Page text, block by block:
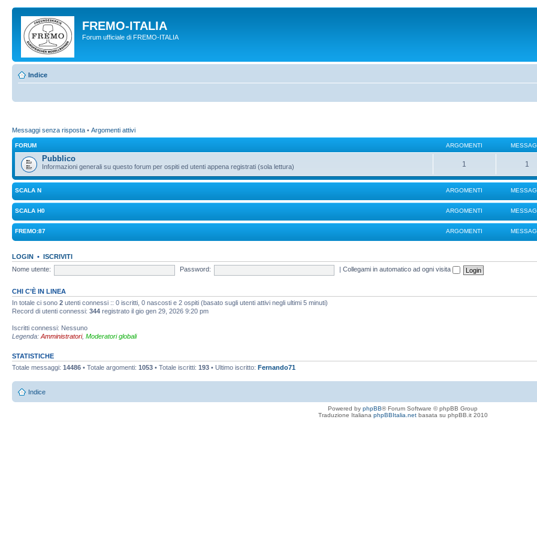
FREMO-ITALIA
Forum ufficiale di FREMO-ITALIA
Indice
Messaggi senza risposta • Argomenti attivi
FORUM ARGOMENTI
Pubblico
Informazioni generali su questo forum per ospiti ed utenti appena registrati (sola lettura) 1 1
SCALA N ARGOMENTI
SCALA H0 ARGOMENTI
FREMO:87 ARGOMENTI
LOGIN • ISCRIVITI
Nome utente:
Password: |Collegami in automatico ad ogni visita
CHI C’È IN LINEA
In totale ci sono 2 utenti connessi :: 0 iscritti, 0 nascosti e 2 ospiti (basato sugli utenti attivi negli ultimi 5 minuti)
Record di utenti connessi: 344 registrato il gio gen 29, 2026 9:20 pm
Iscritti connessi: Nessuno
Legenda: Amministratori, Moderatori globali
STATISTICHE
Totale messaggi: 14486 • Totale argomenti: 1053 • Totale iscritti: 193 • Ultimo iscritto: Fernando71
Indice
Powered by phpBB® Forum Software © phpBB Group
Traduzione Italiana phpBBItalia.netbasata su phpBB.it 2010